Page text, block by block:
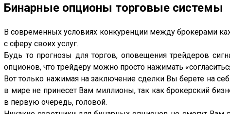
Бинарные опционы торговые системы
В современных условиях конкуренции между брокерами
с сферу своих услуг.
Будь то прогнозы для торгов, оповещения трейдеров
опционов, что трейдеру можно просто нажимать
Вот только нажимая на заключение сделки Вы берете на
в мире не принесет Вам миллионы, так как брокерский
в первую очередь, головой.